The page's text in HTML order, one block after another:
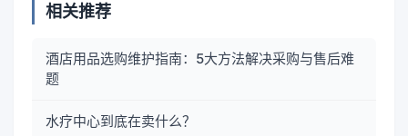
相关推荐
酒店用品选购维护指南：5大方法解决采购与售后难
题
水疗中心到底在卖什么？